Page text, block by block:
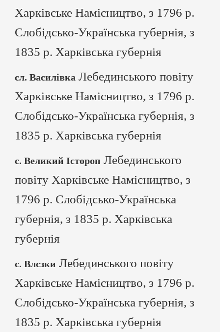
Харківське Намісництво, з 1796 р.
Слобідсько-Українська губернія, з
1835 р. Харківська губернія
сл. Василівка Лебединського повіту
Харківське Намісництво, з 1796 р.
Слобідсько-Українська губернія, з
1835 р. Харківська губернія
с. Великий Істороп Лебединського
повіту Харківське Намісництво, з
1796 р. Слобідсько-Українська
губернія, з 1835 р. Харківська
губернія
с. Влєзки Лебединського повіту
Харківське Намісництво, з 1796 р.
Слобідсько-Українська губернія, з
1835 р. Харківська губернія